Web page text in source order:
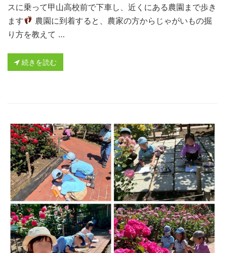
スに乗って甲山高校前で下車し、近くにある農園まで歩き
ます
農園に到着すると、農家の方からじゃがいもの掘
り方を教えて …
続きを読む